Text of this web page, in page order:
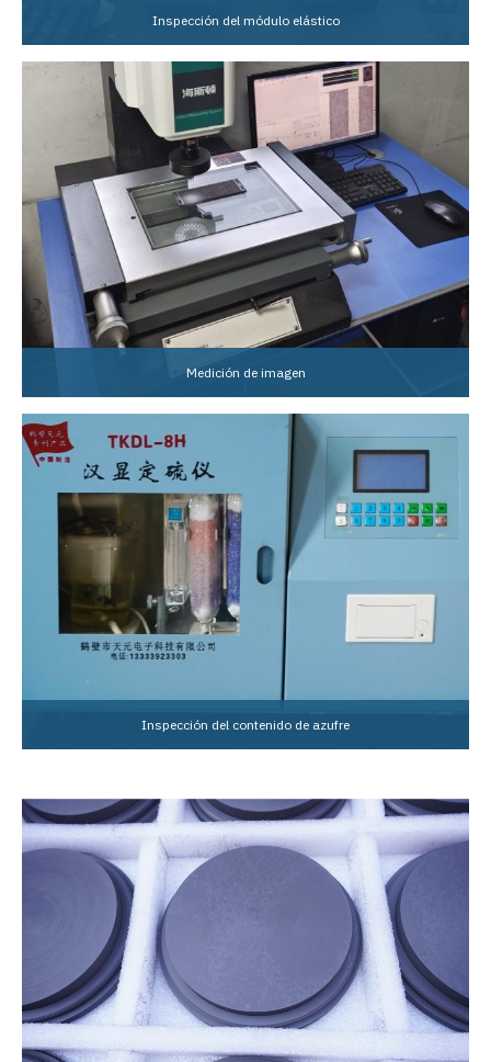
Inspección del módulo elástico
Medición de imagen
Inspección del contenido de azufre